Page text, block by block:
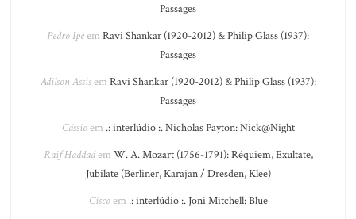
Passages
Pedro Ipêem Ravi Shankar (1920-2012) & Philip Glass (1937):
Passages
Adilson Assisem Ravi Shankar (1920-2012) & Philip Glass (1937):
Passages
Cássioem .: interlúdio :. Nicholas Payton: Nick@Night
Raif Haddadem W. A. Mozart (1756-1791): Réquiem, Exultate,
Jubilate (Berliner, Karajan / Dresden, Klee)
Ciscoem .: interlúdio :. Joni Mitchell: Blue